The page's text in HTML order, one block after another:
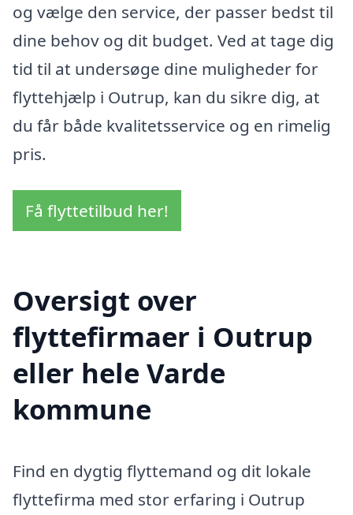
og vælge den service, der passer bedst til
dine behov og dit budget. Ved at tage dig
tid til at undersøge dine muligheder for
flyttehjælp i Outrup, kan du sikre dig, at
du får både kvalitetsservice og en rimelig
pris.
Få flyttetilbud her!
Oversigt over
flyttefirmaer i Outrup
eller hele Varde
kommune
Find en dygtig flyttemand og dit lokale
flyttefirma med stor erfaring i Outrup